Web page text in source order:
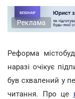
Реклама
Реформа
наразі очікує
був схвалений у
читання. Про це